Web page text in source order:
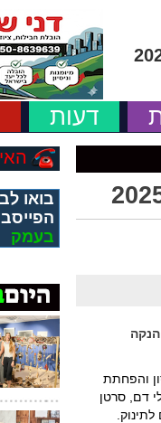
דעות
את שבוע עידוד ההנקה
והפחתת
דם, סרטן
בואו
בעמק